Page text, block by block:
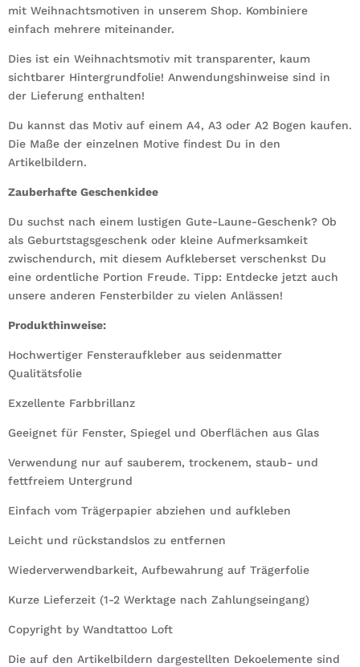
mit Weihnachtsmotiven in unserem Shop. Kombiniere
einfach mehrere miteinander.
Dies ist ein Weihnachtsmotiv mit transparenter, kaum
sichtbarer Hintergrundfolie! Anwendungshinweise sind in
der Lieferung enthalten!
Du kannst das Motiv auf einem A4, A3 oder A2 Bogen kaufen.
Die Maße der einzelnen Motive findest Du in den
Artikelbildern.
Zauberhafte Geschenkidee
Du suchst nach einem lustigen Gute-Laune-Geschenk? Ob
als Geburtstagsgeschenk oder kleine Aufmerksamkeit
zwischendurch, mit diesem Aufkleberset verschenkst Du
eine ordentliche Portion Freude. Tipp: Entdecke jetzt auch
unsere anderen Fensterbilder zu vielen Anlässen!
Produkthinweise:
Hochwertiger Fensteraufkleber aus seidenmatter
Qualitätsfolie
Exzellente Farbbrillanz
Geeignet für Fenster, Spiegel und Oberflächen aus Glas
Verwendung nur auf sauberem, trockenem, staub- und
fettfreiem Untergrund
Einfach vom Trägerpapier abziehen und aufkleben
Leicht und rückstandslos zu entfernen
Wiederverwendbarkeit, Aufbewahrung auf Trägerfolie
Kurze Lieferzeit (1-2 Werktage nach Zahlungseingang)
Copyright by Wandtattoo Loft
Die auf den Artikelbildern dargestellten Dekoelemente sind